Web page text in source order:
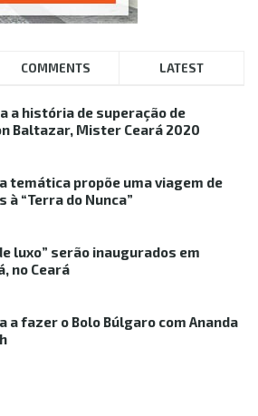
COMMENTS LATEST
a história de superação de
Baltazar, Mister Ceará 2020
temática propõe uma viagem de
à “Terra do Nunca”
luxo” serão inaugurados em
no Ceará
a fazer o Bolo Búlgaro com Ananda